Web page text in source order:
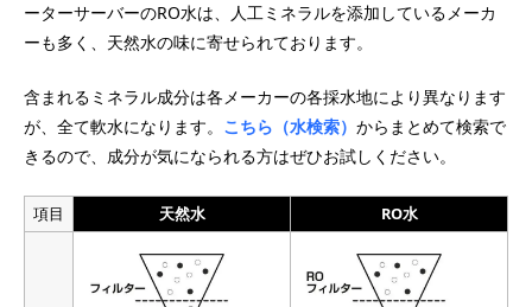
ーターサーバーのRO水は、人工ミネラルを添加しているメーカ
ーも多く、天然水の味に寄せられております。
含まれるミネラル成分は各メーカーの各採水地により異なります
が、全て軟水になります。 こちら（水検索） からまとめて検索で
きるので、成分が気になられる方はぜひお試しください。
項目 天然水 RO水